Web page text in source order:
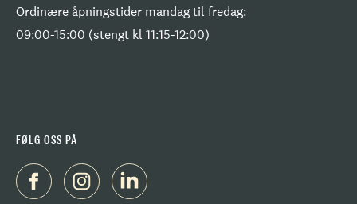
Ordinære åpningstider mandag til fredag:
09:00-15:00 (stengt kl 11:15-12:00)
FØLG OSS PÅ